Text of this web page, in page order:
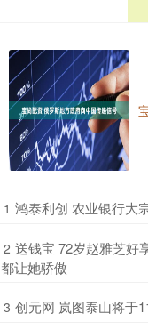
1 鸿泰利创 农业银行大
2 送钱宝 72岁赵雅芝好
都让她骄傲
3 创元网 岚图泰山将于